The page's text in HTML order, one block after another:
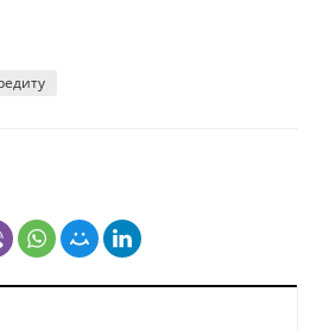
сохраняется: банки нарастили
кредитование под залог